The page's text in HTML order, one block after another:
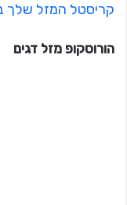
קריסטל המזל שלך
הורוסקופ מזל דגים